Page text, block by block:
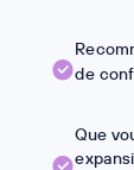
de
Que